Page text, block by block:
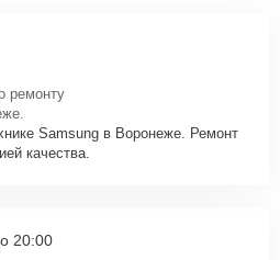
ремонту
Samsung в Воронеже. Ремонт
качества.
20:00